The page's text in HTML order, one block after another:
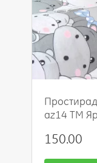
az14 ТМ
150.00